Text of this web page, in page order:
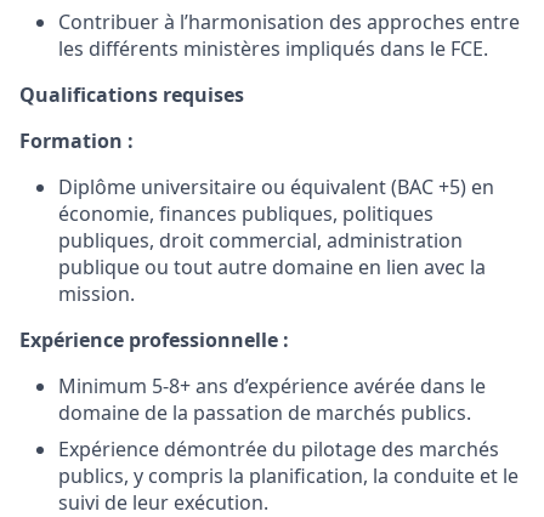
Contribuer à l’harmonisation des approches entre
les différents ministères impliqués dans le FCE.
Qualifications requises
Formation :
Diplôme universitaire ou équivalent (BAC +5) en
économie, finances publiques, politiques
publiques, droit commercial, administration
publique ou tout autre domaine en lien avec la
mission.
Expérience professionnelle :
Minimum 5-8+ ans d’expérience avérée dans le
domaine de la passation de marchés publics.
Expérience démontrée du pilotage des marchés
publics, y compris la planification, la conduite et le
suivi de leur exécution.